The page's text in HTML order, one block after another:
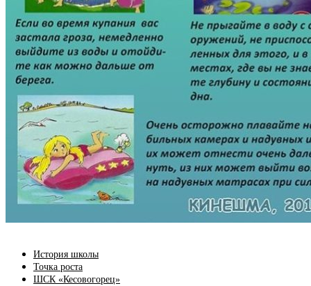
История школы
Точка роста
ШСК «Кесовогорец»